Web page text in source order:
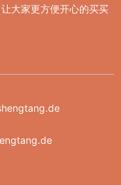
大家更方便开心的买买